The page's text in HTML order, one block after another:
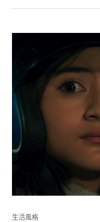
生活風格